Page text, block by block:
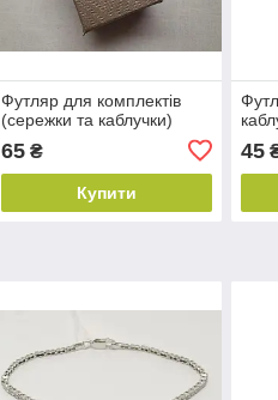
Футляр для комплектів
(сережки та каблучки)
65₴
Купити
45